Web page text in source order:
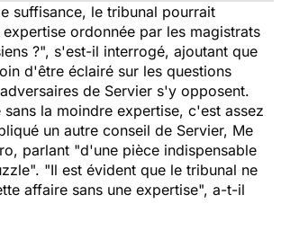
suffisance, le tribunal pourrait
ordonnée par les magistrats
?", s'est-il interrogé, ajoutant que
d'être éclairé sur les questions
de Servier s'y opposent.
sans la moindre expertise, c'est assez
un autre conseil de Servier, Me
parlant "d'une pièce indispensable
"Il est évident que le tribunal ne
affaire sans une expertise", a-t-il